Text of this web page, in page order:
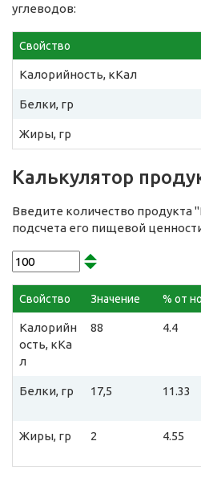
углеводов:
Свойство
Калорийность, кКал
Белки, гр
Жиры, гр
Калькулятор
Введите количество
подсчета его пищевой
Свойство Значение % от
Калорийн
ость, кКа
л
88 4.4
Белки, гр 17,5 11.33
Жиры, гр 2 4.55